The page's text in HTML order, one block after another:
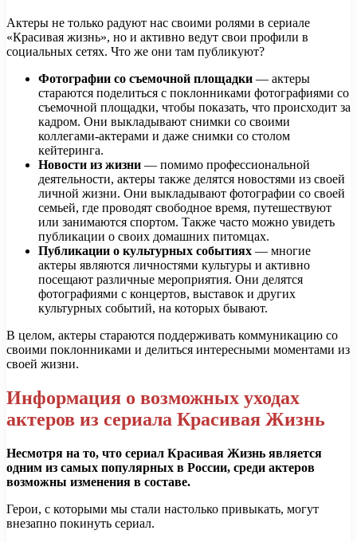
Актеры не только радуют нас своими ролями в сериале
«Красивая жизнь», но и активно ведут свои профили в
социальных сетях. Что же они там публикуют?
Фотографии со съемочной площадки — актеры
стараются поделиться с поклонниками фотографиями со
съемочной площадки, чтобы показать, что происходит за
кадром. Они выкладывают снимки со своими
коллегами-актерами и даже снимки со столом
кейтеринга.
Новости из жизни — помимо профессиональной
деятельности, актеры также делятся новостями из своей
личной жизни. Они выкладывают фотографии со своей
семьей, где проводят свободное время, путешествуют
или занимаются спортом. Также часто можно увидеть
публикации о своих домашних питомцах.
Публикации о культурных событиях — многие
актеры являются личностями культуры и активно
посещают различные мероприятия. Они делятся
фотографиями с концертов, выставок и других
культурных событий, на которых бывают.
В целом, актеры стараются поддерживать коммуникацию со
своими поклонниками и делиться интересными моментами из
своей жизни.
Информация о возможных уходах
актеров из сериала Красивая Жизнь
Несмотря на то, что сериал Красивая Жизнь является
одним из самых популярных в России, среди актеров
возможны изменения в составе.
Герои, с которыми мы стали настолько привыкать, могут
внезапно покинуть сериал.